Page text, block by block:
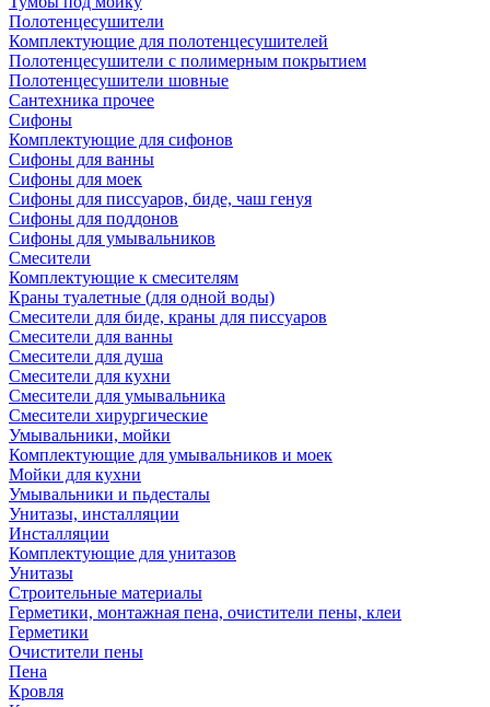
Полотенцесушители
Комплектующие для полотенцесушителей
Полотенцесушители с полимерным покрытием
Полотенцесушители шовные
Сантехника прочее
Сифоны
Комплектующие для сифонов
Сифоны для ванны
Сифоны для моек
Сифоны для писсуаров, биде, чаш генуя
Сифоны для поддонов
Сифоны для умывальников
Смесители
Комплектующие к смесителям
Краны туалетные (для одной воды)
Смесители для биде, краны для писсуаров
Смесители для ванны
Смесители для душа
Смесители для кухни
Смесители для умывальника
Смесители хирургические
Умывальники, мойки
Комплектующие для умывальников и моек
Мойки для кухни
Умывальники и пьдесталы
Унитазы, инсталляции
Инсталляции
Комплектующие для унитазов
Унитазы
Строительные материалы
Герметики, монтажная пена, очистители пены, клеи
Герметики
Очистители пены
Пена
Кровля